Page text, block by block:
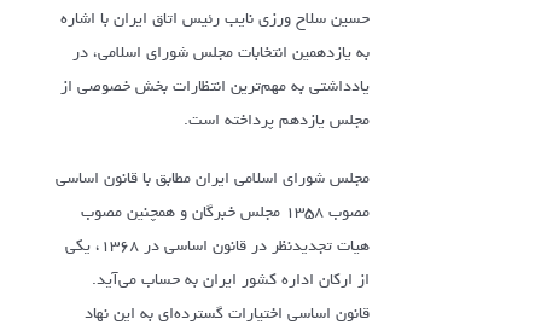
حسین سلاح ورزی نایب رئیس اتاق ایران با اشاره
به یازدهمین انتخابات مجلس شورای اسلامی، در
یادداشتی به مهم‌ترین انتظارات بخش خصوصی از
مجلس یازدهم پرداخته است.
مجلس شورای اسلامی ایران مطابق با قانون اساسی
مصوب ۱۳۵۸ مجلس خبرگان و همچنین مصوب
هیات تجدیدنظر در قانون اساسی در ۱۳۶۸، یکی
از ارکان اداره کشور ایران به حساب می‌آید.
قانون اساسی اختیارات گسترده‌ای به این نهاد